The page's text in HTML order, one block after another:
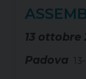
13 ottobre
Padova